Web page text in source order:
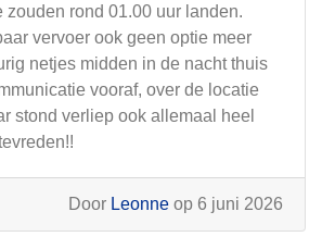
zouden rond 01.00 uur landen.
vervoer ook geen optie meer
netjes midden in de nacht thuis
vooraf, over de locatie
stond verliep ook allemaal heel
Door Leonne op 6 juni 2026